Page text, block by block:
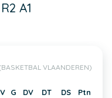
A1
VLAANDEREN)
V G DV DT DS Ptn